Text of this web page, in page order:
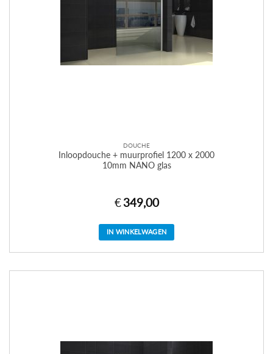
DOUCHE
Inloopdouche + muurprofiel 1200 x 2000
10mm NANO glas
€ 349,00
IN WINKELWAGEN